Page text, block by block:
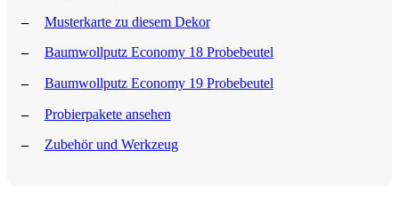
Musterkarte zu diesem Dekor
Baumwollputz Economy 18 Probebeutel
Baumwollputz Economy 19 Probebeutel
Probierpakete ansehen
Zubehör und Werkzeug